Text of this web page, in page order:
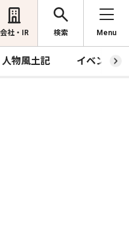
会社・IR 検索 Menu
人物風土記 イベント